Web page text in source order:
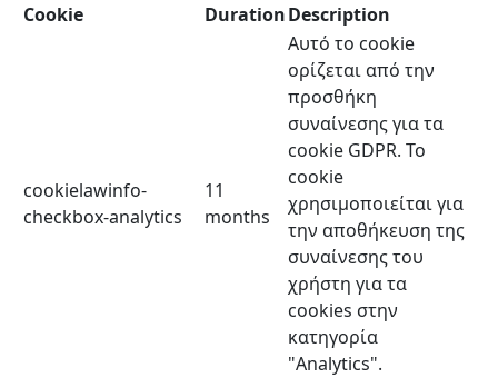
Cookie
DurationDescription
cookielawinfo-
checkbox-analytics
11
months
Αυτό το cookie
ορίζεται από την
προσθήκη
συναίνεσης για τα
cookie GDPR. Το
cookie
χρησιμοποιείται για
την αποθήκευση της
συναίνεσης του
χρήστη για τα
cookies στην
κατηγορία
"Analytics".